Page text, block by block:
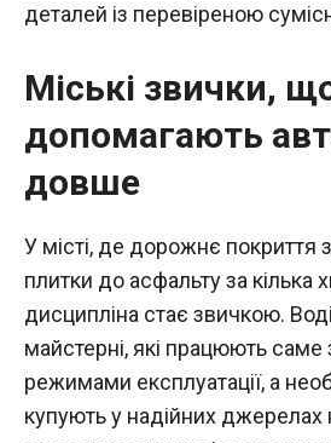
деталей із перевіреною
Міські звички,
допомагають
довше
У місті, де дорожнє покриття
плитки до асфальту за кілька
дисципліна стає звичкою.
майстерні, які працюють саме
режимами експлуатації, а
купують у надійних джерелах